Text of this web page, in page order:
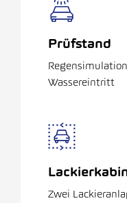
Prüfstand
Wassereintritt
Zwei